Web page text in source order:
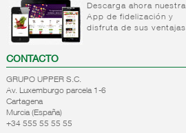
Descarga ahora nuestra
App de fidelización y
disfruta de sus ventajas
CONTACTO
GRUPO UPPER S.C.
Av. Luxemburgo parcela 1-6
Cartagena
Murcia (España)
+34 555 55 55 55